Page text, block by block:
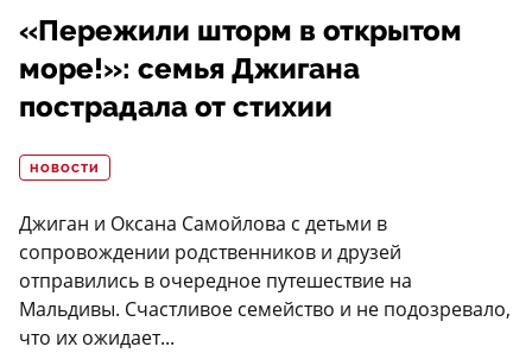
«Пережили шторм в открытом
море!»: семья Джигана
пострадала от стихии
НОВОСТИ
Джиган и Оксана Самойлова с детьми в
сопровождении родственников и друзей
отправились в очередное путешествие на
Мальдивы. Счастливое семейство и не подозревало,
что их ожидает...